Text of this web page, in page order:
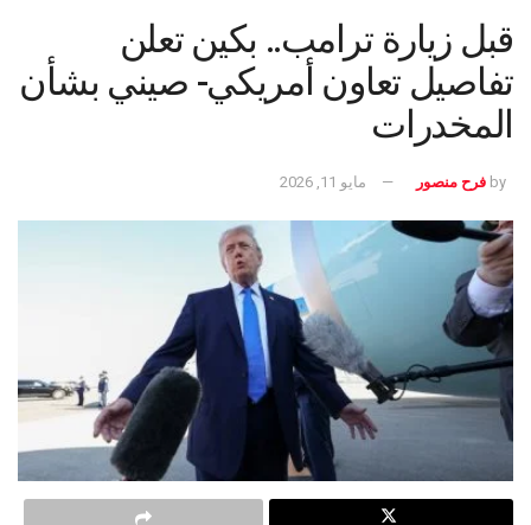
قبل زيارة ترامب.. بكين تعلن
تفاصيل تعاون أمريكي- صيني بشأن
المخدرات
by فرح منصور مايو 11, 2026